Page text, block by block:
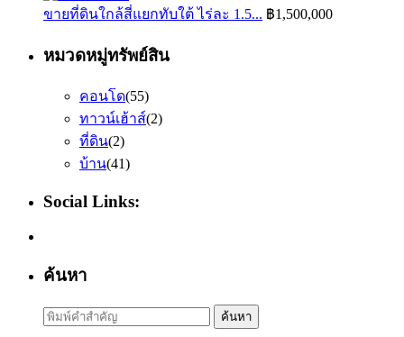
ขายที่ดินใกล้สี่แยกทับใต้ ไร่ละ 1.5... ฿1,500,000
หมวดหมู่ทรัพย์สิน
คอนโด(55)
ทาวน์เฮ้าส์(2)
ที่ดิน(2)
บ้าน(41)
Social Links:
ค้นหา
Search
for:
ค้นหา